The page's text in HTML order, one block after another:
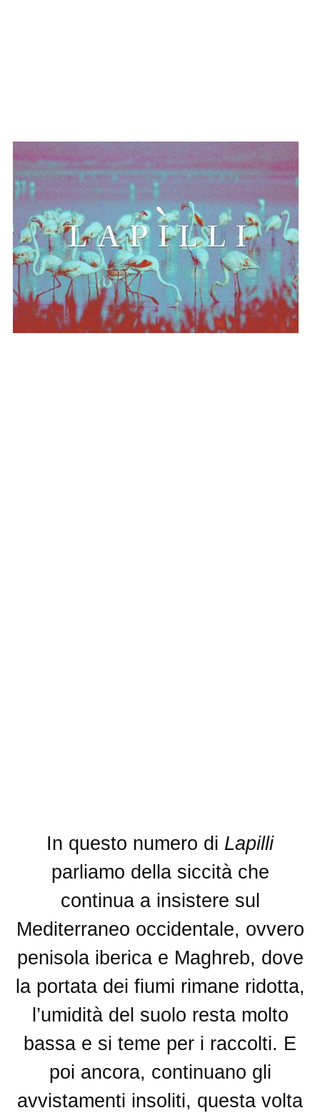
In questo numero di Lapilli
parliamo della siccità che
continua a insistere sul
Mediterraneo occidentale, ovvero
penisola iberica e Maghreb, dove
la portata dei fiumi rimane ridotta,
l’umidità del suolo resta molto
bassa e si teme per i raccolti. E
poi ancora, continuano gli
avvistamenti insoliti, questa volta